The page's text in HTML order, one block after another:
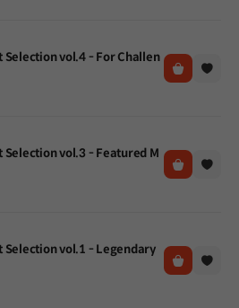
Selection vol.4 - For Challen
Selection vol.3 - Featured M
Selection vol.1 - Legendary